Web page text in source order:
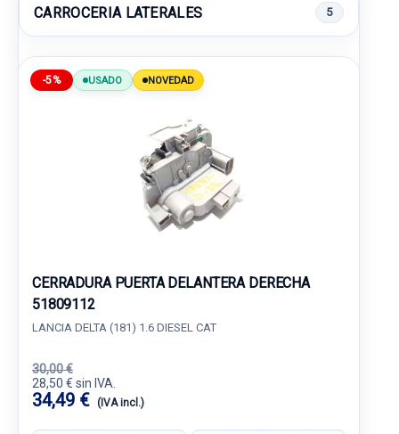
CARROCERIA LATERALES 5
-5% USADO NOVEDAD
CERRADURA PUERTA DELANTERA DERECHA
51809112
LANCIA DELTA (181) 1.6 DIESEL CAT
30,00 €
28,50 € sin IVA.
34,49 € (IVA incl.)